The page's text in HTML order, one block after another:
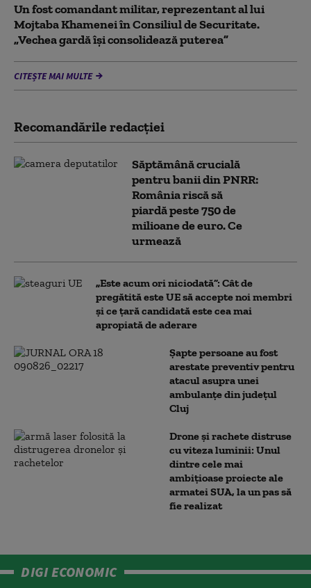
Un fost comandant militar, reprezentant al lui
Mojtaba Khamenei în Consiliul de Securitate.
„Vechea gardă își consolidează puterea”
CITEȘTE MAI MULTE
Recomandările redacţiei
Săptămână crucială
pentru banii din PNRR:
România riscă să
piardă peste 750 de
milioane de euro. Ce
urmează
„Este acum ori niciodată”: Cât de
pregătită este UE să accepte noi membri
și ce țară candidată este cea mai
apropiată de aderare
Șapte persoane au fost
arestate preventiv pentru
atacul asupra unei
ambulanțe din județul
Cluj
Drone și rachete distruse
cu viteza luminii: Unul
dintre cele mai
ambițioase proiecte ale
armatei SUA, la un pas să
fie realizat
DIGI ECONOMIC